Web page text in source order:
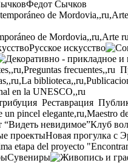
Федот Сычков
de Mordovia,,ru,Arte
Русское искусство
frecuentes,,ru
en la UNESCO,,ru
Реставрация
pincel elegante,ru,Maestro
“Видеть невидимое”Клуб
проектыНовая прогулка с
etapa del proyecto
Сувениры